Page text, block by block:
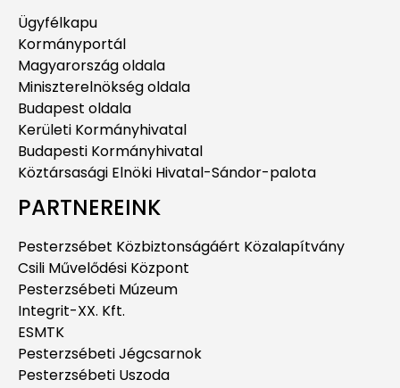
Ügyfélkapu
Kormányportál
Magyarország oldala
Miniszterelnökség oldala
Budapest oldala
Kerületi Kormányhivatal
Budapesti Kormányhivatal
Köztársasági Elnöki Hivatal-Sándor-palota
PARTNEREINK
Pesterzsébet Közbiztonságáért Közalapítvány
Csili Művelődési Központ
Pesterzsébeti Múzeum
Integrit-XX. Kft.
ESMTK
Pesterzsébeti Jégcsarnok
Pesterzsébeti Uszoda